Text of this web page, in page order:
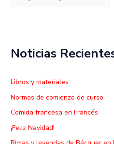
Noticias
Libros y materiales
Normas de comienzo de curso
Comida francesa en Francés
¡Feliz Navidad!